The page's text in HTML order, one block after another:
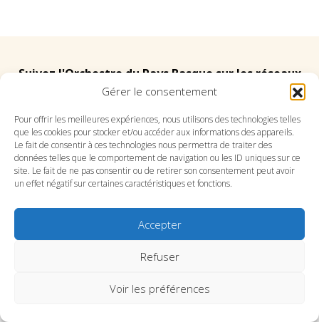
Gérer le consentement
Pour offrir les meilleures expériences, nous utilisons des technologies telles
que les cookies pour stocker et/ou accéder aux informations des appareils.
Le fait de consentir à ces technologies nous permettra de traiter des
données telles que le comportement de navigation ou les ID uniques sur ce
site. Le fait de ne pas consentir ou de retirer son consentement peut avoir
un effet négatif sur certaines caractéristiques et fonctions.
Accepter
Refuser
Voir les préférences
Suivez l'Orchestre du Pays Basque sur les réseaux
Suivez le conservatoire du Pays Basque sur les
réseaux
SITE DU CONSERVATOIRE